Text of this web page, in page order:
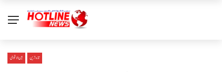
بین الا قوامی تازہ ترین